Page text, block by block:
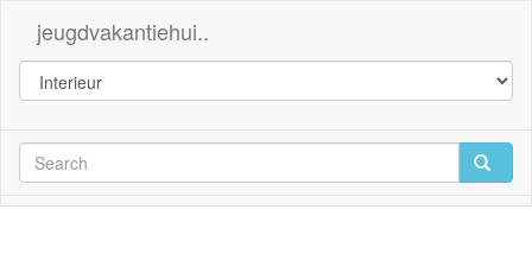
jeugdvakantiehui..